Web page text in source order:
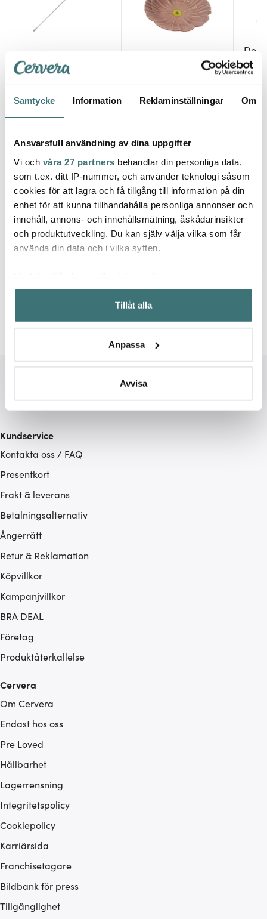
Samtycke Information Reklaminställningar Om
Ansvarsfull användning av dina uppgifter
Vi och våra 27 partners behandlar din personliga data,
som t.ex. ditt IP-nummer, och använder teknologi såsom
cookies för att lagra och få tillgång till information på din
enhet för att kunna tillhandahålla personliga annonser och
innehåll, annons- och innehållsmätning, åskådarinsikter
och produktutveckling. Du kan själv välja vilka som får
använda din data och i vilka syften.
Samla in information om din geografiska plats som
kan ha en noggrannhet på upp till flera meter
Identifiera din enhet genom att aktivt skanna den för
Ta reda på mer om hur dina personliga uppgifter
Du kan ändra eller dra tillbaka ditt samtycke när som
ska anpassas efter det som vi tror att du tycker om. Det
gör också att vi kan analysera vår trafik och göra
som du vill dela med dig av.
Tillåt alla
Anpassa
Avvisa
Anders Petter
Steel Essentials
stål/svart
39 kr
Bordallo Pinheiro
Wild Flower fat 40 cm
479 kr 1599 kr 62 kr
Låt dig inspireras av våra kunder
Sabor
Kundservice
Kontakta oss / FAQ
Presentkort
Frakt & leverans
Betalningsalternativ
Ångerrätt
Retur & Reklamation
Köpvillkor
Kampanjvillkor
BRA DEAL
Företag
Produktåterkallelse
Cervera
Om Cervera
Endast hos oss
Pre Loved
Hållbarhet
Lagerrensning
Integritetspolicy
Cookiepolicy
Karriärsida
Franchisetagare
Bildbank för press
Tillgänglighet